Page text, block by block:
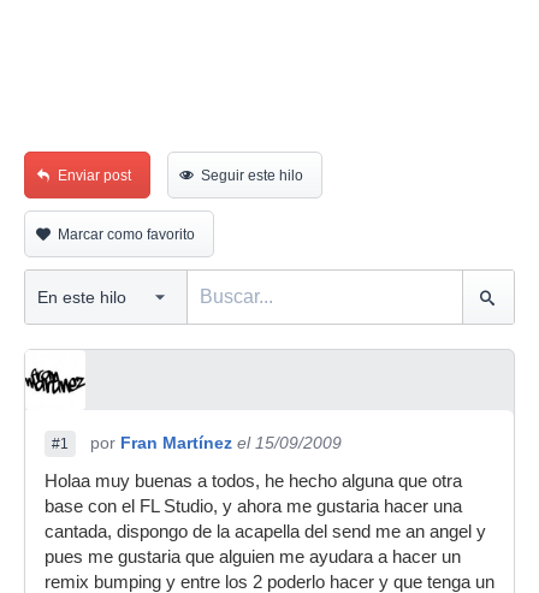
Enviar post Seguir este hilo
Marcar como favorito
#1 por Fran Martínez el 15/09/2009
Holaa muy buenas a todos, he hecho alguna que otra
base con el FL Studio, y ahora me gustaria hacer una
cantada, dispongo de la acapella del send me an angel y
pues me gustaria que alguien me ayudara a hacer un
remix bumping y entre los 2 poderlo hacer y que tenga un